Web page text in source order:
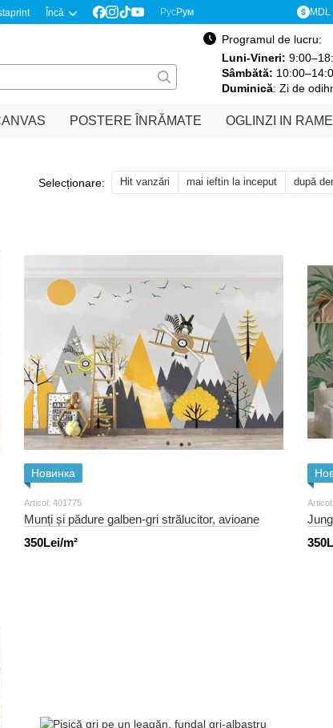
Încă РусРум MDL
Programul de lucru:
Luni-Vineri:
Sâmbătă:
Duminică: Zi de
POSTERE ÎNRĂMATE OGLINZI IN RAME
Selecționare: Hit vanzări mai ieftin la inceput după
Новинка
Articol: 401775
Munți și pădure galben-gri strălucitor, avioane
350Lei/m²